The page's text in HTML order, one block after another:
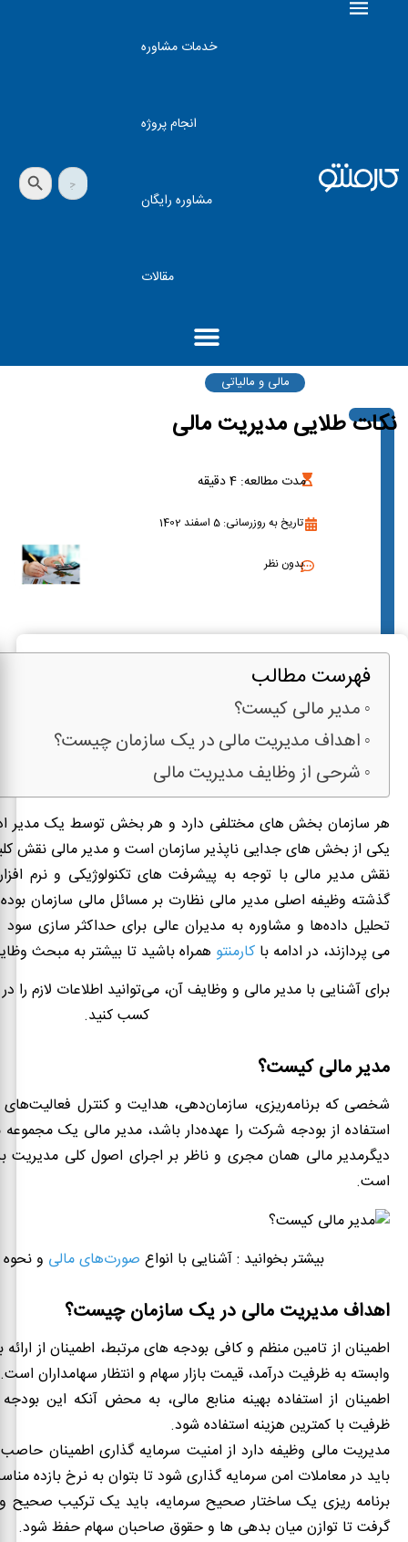
خدمات مشاوره
انجام پروژه
مشاوره رایگان
مقالات
جستجو
برای:
دکمه جستجو
مالی و مالیاتی
نکات طلایی مدیریت مالی
مدت مطالعه: 4دقیقه
تاریخ به روزرسانی: 5 اسفند 1402
بدون نظر
فهرست مطالب
مدیر مالی کیست؟
اهداف مدیریت مالی در یک سازمان چیست؟
شرحی از وظایف مدیریت مالی
هر سازمان بخش های مختلفی دارد و هر بخش توسط یک مدیر
یکی از بخش های جدایی ناپذیر سازمان است و مدیر مالی نقش
نقش مدیر مالی با توجه به پیشرفت های تکنولوژیکی و نرم
گذشته وظیفه اصلی مدیر مالی نظارت بر مسائل مالی سازمان
تحلیل داده‌ها و مشاوره به مدیران عالی برای حداکثر سازی
می پردازند، در ادامه با کارمنتو همراه باشید تا بیشتر به مبحث
برای آشنایی با مدیر مالی و وظایف آن، می‌توانید اطلاعات لازم
کسب کنید.
مدیر مالی کیست؟
شخصی که برنامه‌ریزی، سازمان‌دهی، هدایت و کنترل فعالیت‌های
استفاده از بودجه شرکت را عهده‌دار باشد، مدیر مالی یک
دیگرمدیر مالی همان مجری و ناظر بر اجرای اصول کلی مدیریت
است.
بیشتر بخوانید : آشنایی با انواع صورت‌های مالی و
اهداف مدیریت مالی در یک سازمان چیست؟
اطمینان از تامین منظم و کافی بودجه های مرتبط، اطمینان از ارائه
وابسته به ظرفیت درآمد، قیمت بازار سهام و انتظار سهامداران است.
اطمینان از استفاده بهینه منابع مالی، به محض آنکه این
ظرفیت با کمترین هزینه استفاده شود.
مدیریت مالی وظیفه دارد از امنیت سرمایه گذاری اطمینان
باید در معاملات امن سرمایه گذاری شود تا بتوان به نرخ بازده
برنامه ریزی یک ساختار صحیح سرمایه، باید یک ترکیب صحیح و
گرفت تا توازن میان بدهی ها و حقوق صاحبان سهام حفظ شود.